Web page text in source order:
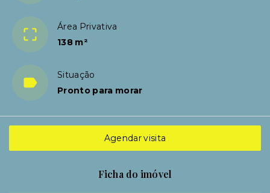
Área Privativa
138 m²
Situação
Pronto para morar
Agendar visita
Ficha do imóvel